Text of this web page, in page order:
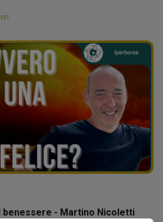
benessere - Martino Nicoletti